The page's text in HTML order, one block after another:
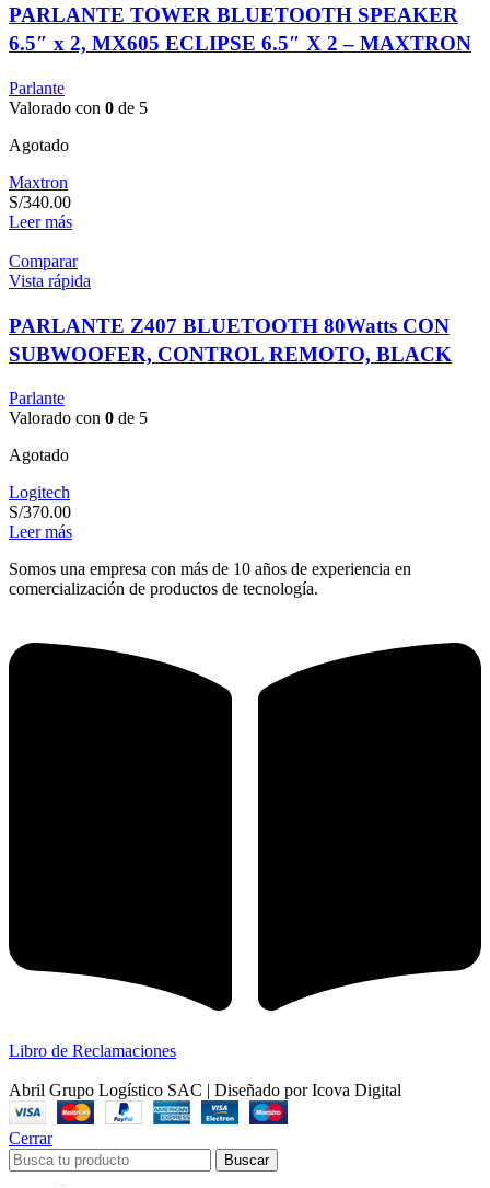
PARLANTE TOWER BLUETOOTH SPEAKER
6.5″ x 2, MX605 ECLIPSE 6.5″ X 2 – MAXTRON
Parlante
Valorado con 0 de 5
Agotado
Maxtron
S/340.00
Leer más
Comparar
Vista rápida
PARLANTE Z407 BLUETOOTH 80Watts CON
SUBWOOFER, CONTROL REMOTO, BLACK
Parlante
Valorado con 0 de 5
Agotado
Logitech
S/370.00
Leer más
Somos una empresa con más de 10 años de experiencia en
comercialización de productos de tecnología.
Libro de Reclamaciones
Abril Grupo Logístico SAC | Diseñado por Icova Digital
Cerrar
Buscar